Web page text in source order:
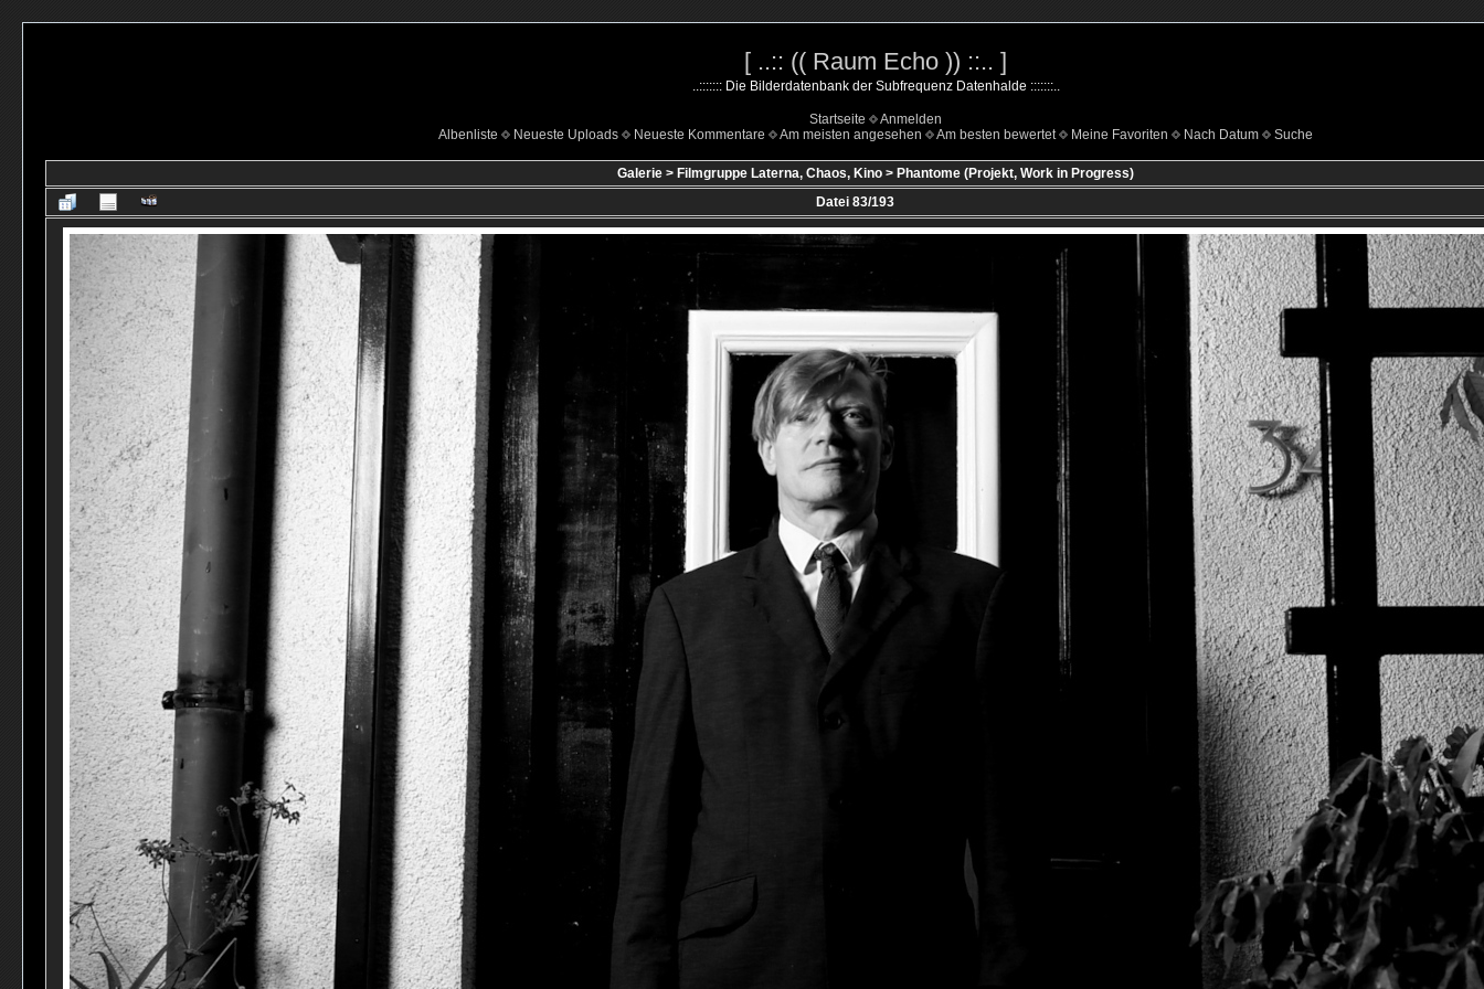
[ ..:: (( Raum Echo )) ::.. ]
..::::::: Die Bilderdatenbank der Subfrequenz Datenhalde :::::::..
Startseite
Anmelden
Albenliste
Neueste Uploads Neueste Kommentare Am meisten angesehen Am besten bewertet Meine Favoriten Nach Datum Suche
Galerie > Filmgruppe Laterna, Chaos, Kino > Phantome (Projekt, Work in Progress)
Datei 83/193